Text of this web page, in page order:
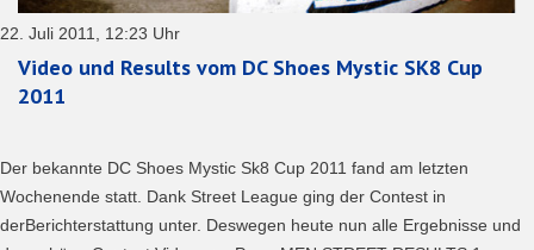
22. Juli 2011, 12:23 Uhr
Video und Results vom DC Shoes Mystic SK8 Cup
2011
Der bekannte DC Shoes Mystic Sk8 Cup 2011 fand am letzten
Wochenende statt. Dank Street League ging der Contest in
derBerichterstattung unter. Deswegen heute nun alle Ergebnisse und